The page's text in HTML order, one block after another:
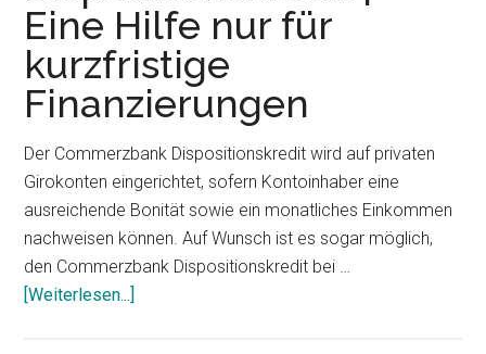
Eine Hilfe nur für
kurzfristige
Finanzierungen
Der Commerzbank Dispositionskredit wird auf privaten
Girokonten eingerichtet, sofern Kontoinhaber eine
ausreichende Bonität sowie ein monatliches Einkommen
nachweisen können. Auf Wunsch ist es sogar möglich,
den Commerzbank Dispositionskredit bei …
[Weiterlesen...]